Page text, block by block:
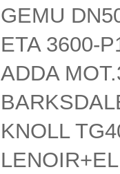
GEMU
ETA 3600-
ADDA
KNOLL